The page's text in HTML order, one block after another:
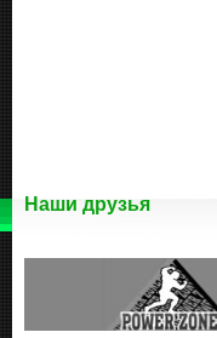
Наши друзья